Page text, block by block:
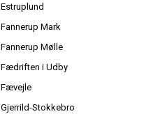
Estruplund
Fannerup Mark
Fannerup Mølle
Fædriften i Udby
Fævejle
Gjerrild-Stokkebro